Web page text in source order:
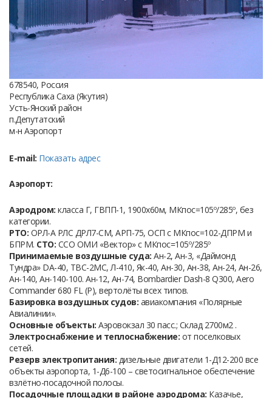
678540, Россия
Республика Саха (Якутия)
Усть-Янский район
п.Депутатский
м-н Аэропорт
E-mail: Показать адрес
Аэропорт:
Аэродром: класса Г, ГВПП-1, 1900х60м, МКпос=105º/285º, без
категории.
РТО: ОРЛ-А РЛС ДРЛ7-СМ, АРП-75, ОСП с МКпос=102-ДПРМ и
БПРМ. СТО: ССО ОМИ «Вектор» с МКпос=105º/285º
Принимаемые воздушные суда: Ан-2, Ан-3, «Даймонд
Тундра» DА-40, ТВС-2МС, Л-410, Як-40, Ан-30, Ан-38, Ан-24, Ан-26,
Ан-140, Ан-140-100. Ан-12, Ан-74, Bombardier Dash-8 Q300, Aero
Commander 680 FL (P), вертолёты всех типов.
Базировка воздушных судов: авиакомпания «Полярные
Авиалинии».
Основные объекты: Аэровокзал 30 пасс.; Склад 2700м2 .
Электроснабжение и теплоснабжение: от поселковых
сетей.
Резерв электропитания: дизельные двигатели 1-Д12-200 все
объекты аэропорта, 1-Д6-100 – светосигнальное обеспечение
взлётно-посадочной полосы.
Посадочные площадки в районе аэродрома: Казачье,